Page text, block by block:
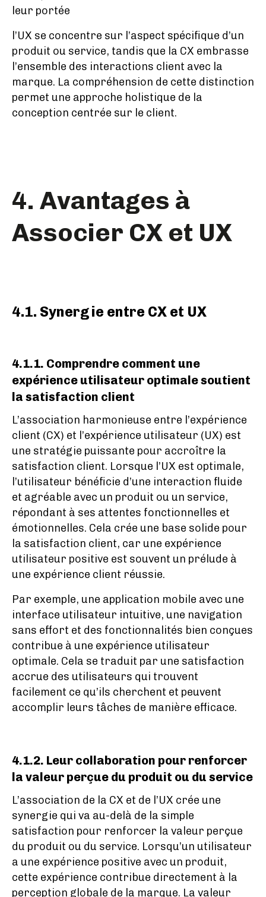
leur portée
l’UX se concentre sur l’aspect spécifique d’un
produit ou service, tandis que la CX embrasse
l’ensemble des interactions client avec la
marque. La compréhension de cette distinction
permet une approche holistique de la
conception centrée sur le client.
4. Avantages à
Associer CX et UX
4.1. Synergie entre CX et UX
4.1.1. Comprendre comment une
expérience utilisateur optimale soutient
la satisfaction client
L’association harmonieuse entre l’expérience
client (CX) et l’expérience utilisateur (UX) est
une stratégie puissante pour accroître la
satisfaction client. Lorsque l’UX est optimale,
l’utilisateur bénéficie d’une interaction fluide
et agréable avec un produit ou un service,
répondant à ses attentes fonctionnelles et
émotionnelles. Cela crée une base solide pour
la satisfaction client, car une expérience
utilisateur positive est souvent un prélude à
une expérience client réussie.
Par exemple, une application mobile avec une
interface utilisateur intuitive, une navigation
sans effort et des fonctionnalités bien conçues
contribue à une expérience utilisateur
optimale. Cela se traduit par une satisfaction
accrue des utilisateurs qui trouvent
facilement ce qu’ils cherchent et peuvent
accomplir leurs tâches de manière efficace.
4.1.2. Leur collaboration pour renforcer
la valeur perçue du produit ou du service
L’association de la CX et de l’UX crée une
synergie qui va au-delà de la simple
satisfaction pour renforcer la valeur perçue
du produit ou du service. Lorsqu’un utilisateur
a une expérience positive avec un produit,
cette expérience contribue directement à la
perception globale de la marque. La valeur